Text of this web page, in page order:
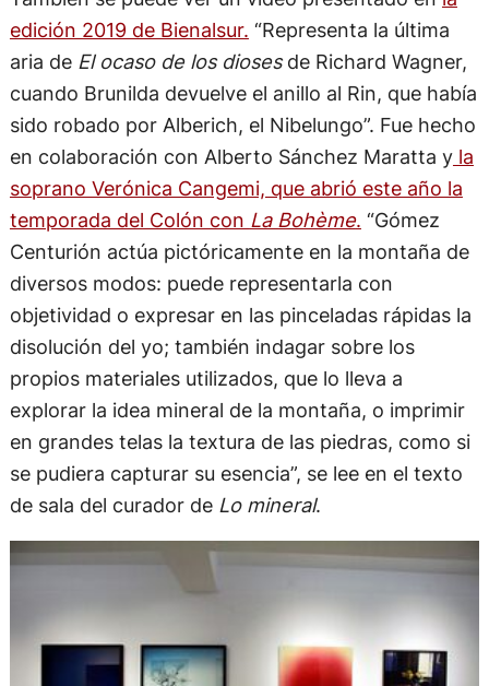
edición 2019 de Bienalsur. “Representa la última
aria de El ocaso de los diosesde Richard Wagner,
cuando Brunilda devuelve el anillo al Rin, que había
sido robado por Alberich, el Nibelungo”. Fue hecho
en colaboración con Alberto Sánchez Maratta yla
soprano Verónica Cangemi, que abrió este año la
temporada del Colón con La Bohème. “Gómez
Centurión actúa pictóricamente en la montaña de
diversos modos: puede representarla con
objetividad o expresar en las pinceladas rápidas la
disolución del yo; también indagar sobre los
propios materiales utilizados, que lo lleva a
explorar la idea mineral de la montaña, o imprimir
en grandes telas la textura de las piedras, como si
se pudiera capturar su esencia”, se lee en el texto
de sala del curador de Lo mineral.